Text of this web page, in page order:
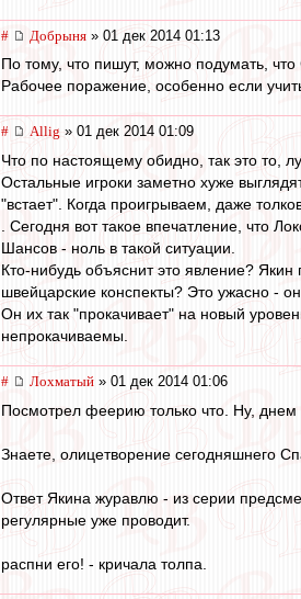
# Добрыня » 01 дек 2014 01:13
По тому, что пишут, можно подумать,
Рабочее поражение, особенно если
# Allig » 01 дек 2014 01:09
Что по настоящему обидно, так это то,
Остальные игроки заметно хуже
"встает". Когда проигрываем, даже
. Сегодня вот такое впечатление, что
Шансов - ноль в такой ситуации.
Кто-нибудь объяснит это явление?
швейцарские конспекты? Это ужасно -
Он их так "прокачивает" на новый
непрокачиваемы.
# Лохматый » 01 дек 2014 01:06
Посмотрел феерию только что. Ну, днем
Знаете, олицетворение сегодняшнего
Ответ Якина журавлю - из серии
регулярные уже проводит.
распни его! - кричала толпа.